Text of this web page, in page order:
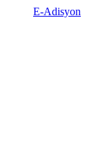
E-Adisyon